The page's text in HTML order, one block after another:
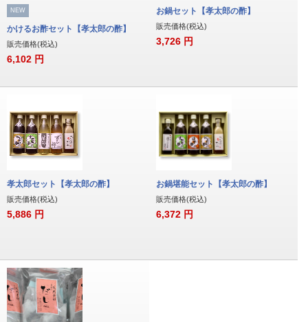
NEW
かけるお酢セット【孝太郎の酢】
販売価格(税込)
6,102 円
お鍋セット【孝太郎の酢】
販売価格(税込)
3,726 円
孝太郎セット【孝太郎の酢】
販売価格(税込)
5,886 円
お鍋堪能セット【孝太郎の酢】
販売価格(税込)
6,372 円